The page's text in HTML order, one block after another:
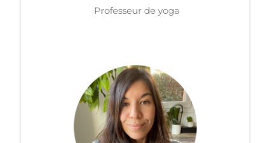
Professeur de yoga